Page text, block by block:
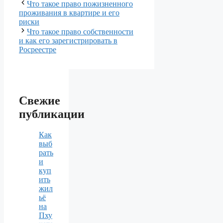
Что такое право пожизненного
проживания в квартире и его
риски
Что такое право собственности
и как его зарегистрировать в
Росреестре
Свежие
публикации
Как
выб
рать
и
куп
ить
жил
ьё
на
Пху